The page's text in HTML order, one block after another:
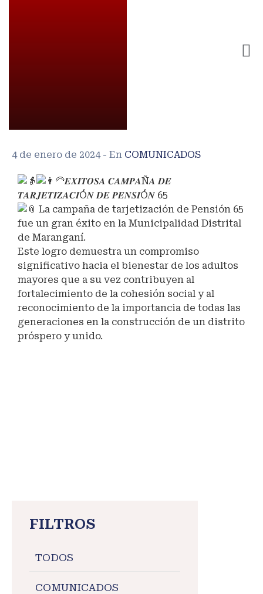
FILTROS
TODOS
COMUNICADOS
4 de enero de 2024 - En COMUNICADOS
𝑬𝑿𝑰𝑻𝑶𝑺𝑨 𝑪𝑨𝑴𝑷𝑨Ñ𝑨 𝑫𝑬
𝑻𝑨𝑹𝑱𝑬𝑻𝑰𝒁𝑨𝑪𝑰Ó𝑵 𝑫𝑬 𝑷𝑬𝑵𝑺𝑰Ó𝑵 65
La campaña de tarjetización de Pensión 65
fue un gran éxito en la Municipalidad Distrital
de Maranganí.
Este logro demuestra un compromiso
significativo hacia el bienestar de los adultos
mayores que a su vez contribuyen al
fortalecimiento de la cohesión social y al
reconocimiento de la importancia de todas las
generaciones en la construcción de un distrito
próspero y unido.